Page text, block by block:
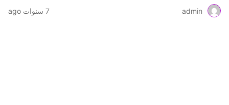
admin 7 سنوات ago